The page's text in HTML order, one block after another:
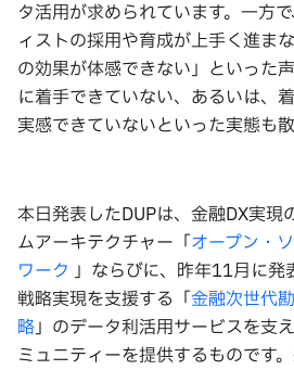
タ活用が求められています。一方
ィストの採用や育成が上手く進ま
の効果が体感できない」といった
に着手できていない、あるいは、
実感できていないといった実態も散
本日発表したDUPは、金融DX実現
ムアーキテクチャー「オープン・
ワーク 」ならびに、昨年11月に発
戦略実現を支援する「金融次世代
略」のデータ利活用サービスを支
ミュニティーを提供するものです